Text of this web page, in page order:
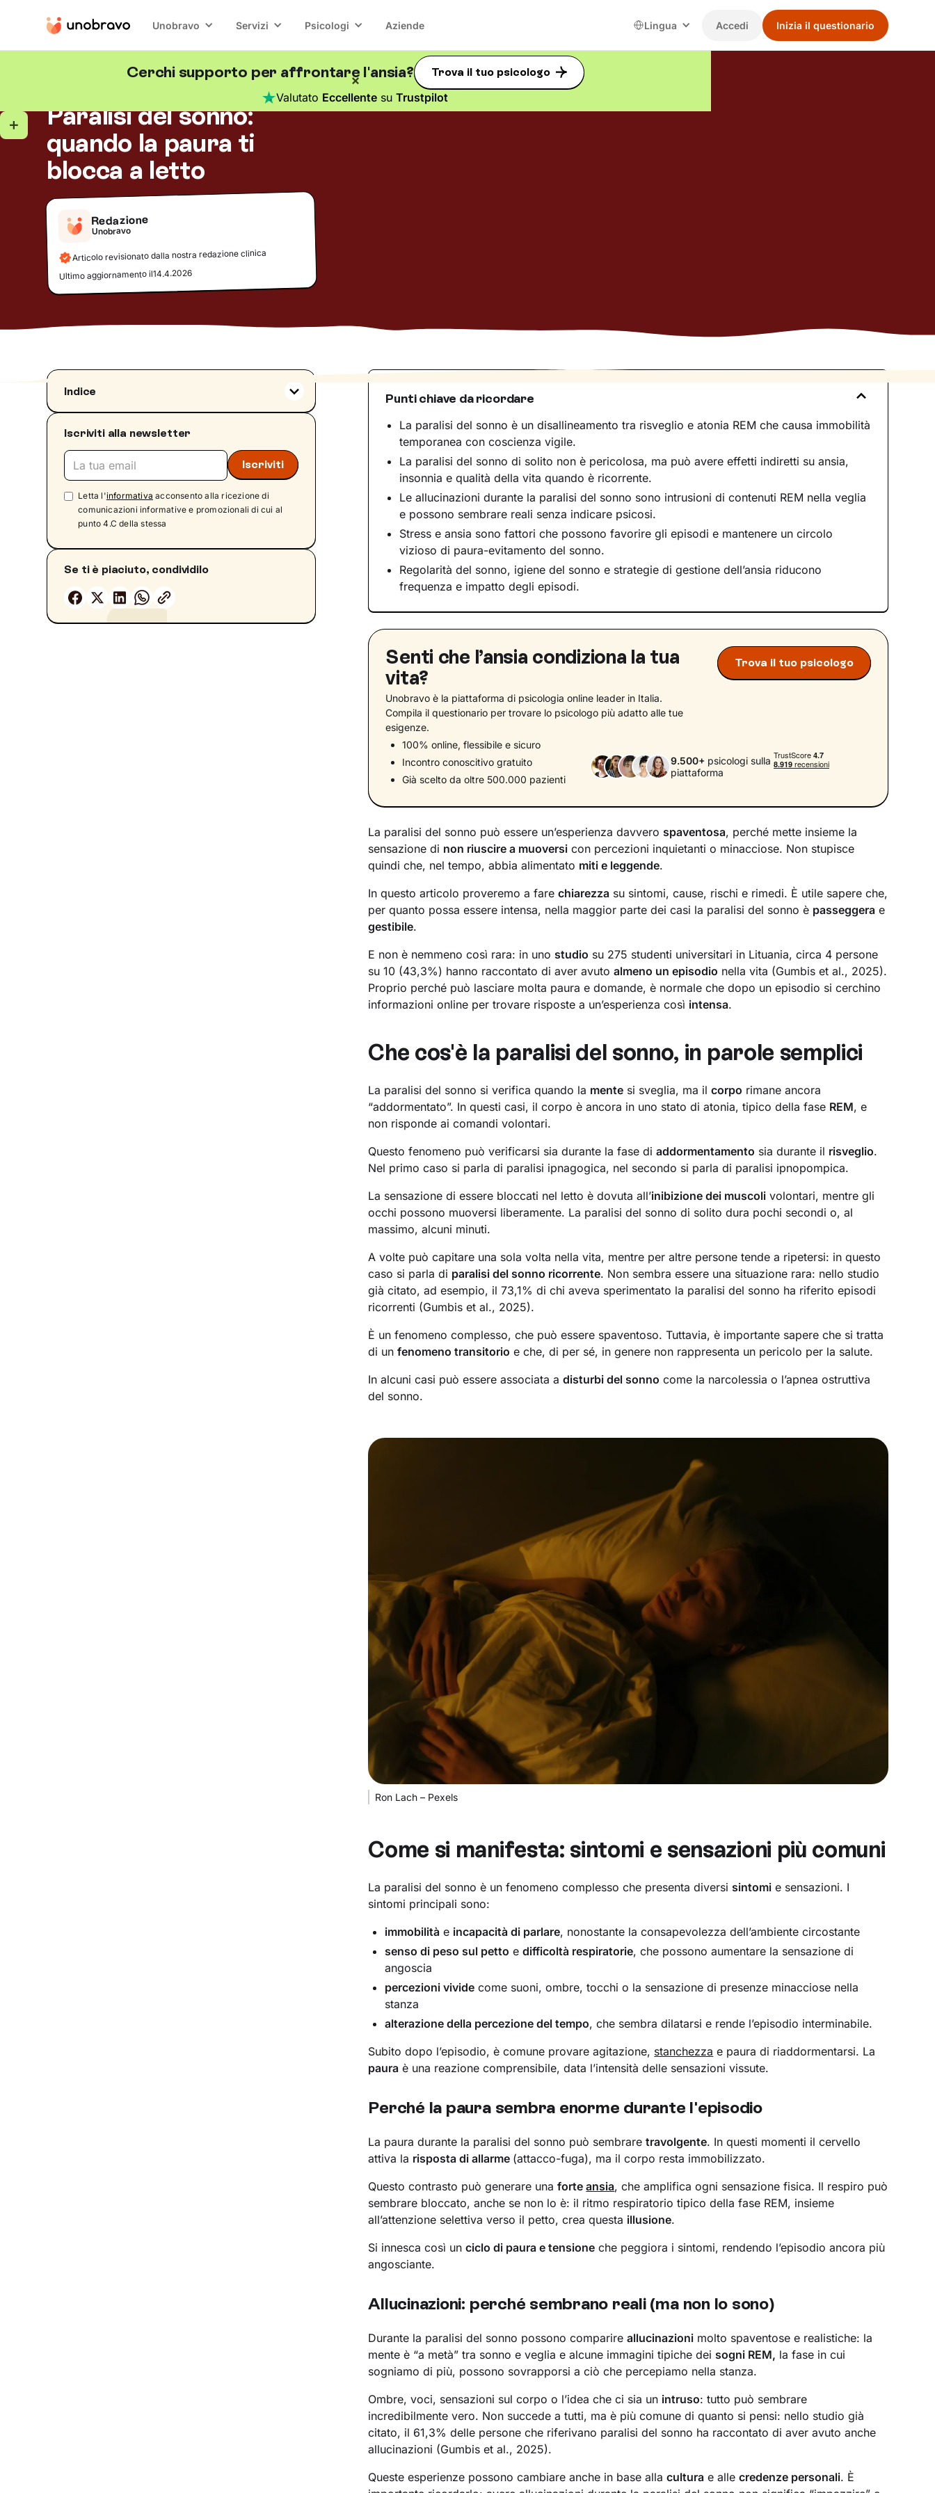
Unobravo Servizi Psicologi Aziende Lingua Accedi Inizia il questionario
Cerchi supporto per affrontare l'ansia? Trova il tuo psicologo
Valutato Eccellente suTrustpilot
Paralisi del sonno:
quando la paura ti
blocca a letto
Redazione
Unobravo
Articolo revisionato dalla nostra redazione clinica
Ultimo aggiornamento il14.4.2026
Indice
Che cos'è la paralisi del sonno, in parole
semplici
Come si manifesta: sintomi e sensazioni più
comuni
Perché la paura sembra enorme durante
l'episodio
Allucinazioni: perché sembrano reali (ma
Da cosa dipende: cause del corpo e della
mente
Le cause psicologiche: ansia, stress e
traumi
Quando può essere legata a narcolessia o
Iscriviti alla newsletter
Letta l'informativa acconsento alla ricezione di
comunicazioni informative e promozionali di cui al
punto 4.C della stessa
Se ti è piaciuto, condividilo
Punti chiave da ricordare
La paralisi del sonno è un disallineamento tra risveglio e atonia REM che causa immobilità
temporanea con coscienza vigile.
La paralisi del sonno di solito non è pericolosa, ma può avere effetti indiretti su ansia,
insonnia e qualità della vita quando è ricorrente.
Le allucinazioni durante la paralisi del sonno sono intrusioni di contenuti REM nella veglia
e possono sembrare reali senza indicare psicosi.
Stress e ansia sono fattori che possono favorire gli episodi e mantenere un circolo
vizioso di paura-evitamento del sonno.
Regolarità del sonno, igiene del sonno e strategie di gestione dell’ansia riducono
frequenza e impatto degli episodi.
Senti che l’ansia condiziona la tua
vita?
Unobravo è la piattaforma di psicologia online leader in Italia.
Compila il questionario per trovare lo psicologo più adatto alle tue
esigenze.
Trova il tuo psicologo
100% online, flessibile e sicuro
Incontro conoscitivo gratuito
Già scelto da oltre 500.000 pazienti
9.500+psicologi sulla
piattaforma
La paralisi del sonno può essere un’esperienza davvero spaventosa, perché mette insieme la
sensazione di non riuscire a muoversi con percezioni inquietanti o minacciose. Non stupisce
quindi che, nel tempo, abbia alimentato miti e leggende.
In questo articolo proveremo a farechiarezza su sintomi, cause, rischi e rimedi. È utile sapere che,
per quanto possa essere intensa, nella maggior parte dei casi la paralisi del sonno è passeggera e
gestibile.
E non è nemmeno così rara: in uno studio su 275 studenti universitari in Lituania, circa 4 persone
su 10 (43,3%) hanno raccontato di aver avutoalmeno un episodio nella vita (Gumbis et al., 2025).
Proprio perché può lasciare molta paura e domande, è normale che dopo un episodio si cerchino
informazioni online per trovare risposte a un’esperienza così intensa.
Che cos'è la paralisi del sonno, in parole semplici
La paralisi del sonno si verifica quando la mente si sveglia, ma ilcorpo rimane ancora
“addormentato”. In questi casi, il corpo è ancora in uno stato di atonia, tipico della fase REM, e
non risponde ai comandi volontari.
Questo fenomeno può verificarsi sia durante la fase diaddormentamento sia durante il risveglio.
Nel primo caso si parla di paralisi ipnagogica, nel secondo si parla di paralisi ipnopompica.
La sensazione di essere bloccati nel letto è dovuta all’inibizione dei muscoli volontari, mentre gli
occhi possono muoversi liberamente. La paralisi del sonno di solito dura pochi secondi o, al
massimo, alcuni minuti.
A volte può capitare una sola volta nella vita, mentre per altre persone tende a ripetersi: in questo
caso si parla di paralisi del sonno ricorrente. Non sembra essere una situazione rara: nello studio
già citato, ad esempio, il 73,1% di chi aveva sperimentato la paralisi del sonno ha riferito episodi
ricorrenti (Gumbis et al., 2025).
È un fenomeno complesso, che può essere spaventoso. Tuttavia, è importante sapere che si tratta
di unfenomeno transitorio e che, di per sé, in genere non rappresenta un pericolo per la salute.
In alcuni casi può essere associata adisturbi del sonno come la narcolessia o l’apnea ostruttiva
del sonno.
Ron Lach – Pexels
Come si manifesta: sintomi e sensazioni più comuni
La paralisi del sonno è un fenomeno complesso che presenta diversi sintomi e sensazioni. I
sintomi principali sono:
immobilità e incapacità di parlare, nonostante la consapevolezza dell’ambiente circostante
senso di peso sul petto edifficoltà respiratorie, che possono aumentare la sensazione di
angoscia
percezioni vivide come suoni, ombre, tocchi o la sensazione di presenze minacciose nella
stanza
alterazione della percezione del tempo, che sembra dilatarsi e rende l’episodio interminabile.
Subito dopo l’episodio, è comune provare agitazione, stanchezza e paura di riaddormentarsi. La
paura è una reazione comprensibile, data l’intensità delle sensazioni vissute.
Perché la paura sembra enorme durante l'episodio
La paura durante la paralisi del sonno può sembraretravolgente. In questi momenti il cervello
attiva la risposta di allarme (attacco-fuga), ma il corpo resta immobilizzato.
Questo contrasto può generare unaforteansia, che amplifica ogni sensazione fisica. Il respiro può
sembrare bloccato, anche se non lo è: il ritmo respiratorio tipico della fase REM, insieme
all’attenzione selettiva verso il petto, crea questa illusione.
Si innesca così unciclo di paura e tensione che peggiora i sintomi, rendendo l’episodio ancora più
angosciante.
Allucinazioni: perché sembrano reali (ma non lo sono)
Durante la paralisi del sonno possono comparireallucinazioni molto spaventose e realistiche: la
mente è “a metà” tra sonno e veglia e alcune immagini tipiche dei sogni REM, la fase in cui
sogniamo di più, possono sovrapporsi a ciò che percepiamo nella stanza.
Ombre, voci, sensazioni sul corpo o l’idea che ci sia un intruso: tutto può sembrare
incredibilmente vero. Non succede a tutti, ma è più comune di quanto si pensi: nello studio già
citato, il 61,3% delle persone che riferivano paralisi del sonno ha raccontato di aver avuto anche
allucinazioni (Gumbis et al., 2025).
Queste esperienze possono cambiare anche in base allacultura e allecredenze personali. È